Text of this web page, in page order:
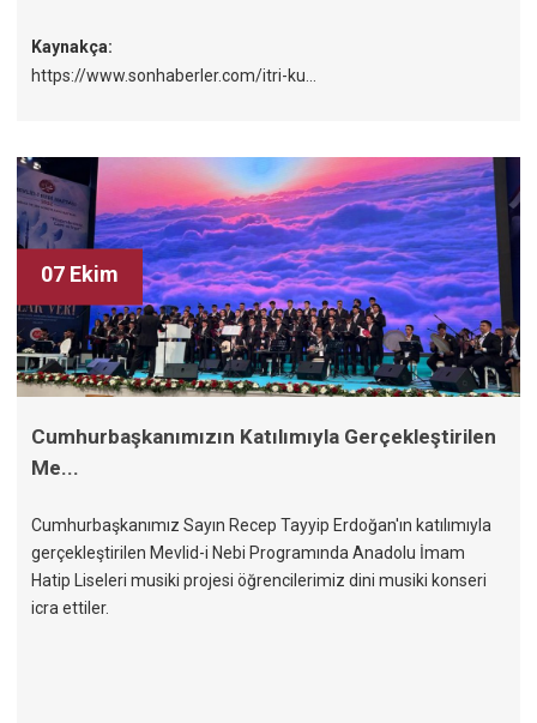
Kaynakça:
https://www.sonhaberler.com/itri-ku...
07 Ekim
Cumhurbaşkanımızın Katılımıyla Gerçekleştirilen
Me...
Cumhurbaşkanımız Sayın Recep Tayyip Erdoğan'ın katılımıyla
gerçekleştirilen Mevlid-i Nebi Programında Anadolu İmam
Hatip Liseleri musiki projesi öğrencilerimiz dini musiki konseri
icra ettiler.